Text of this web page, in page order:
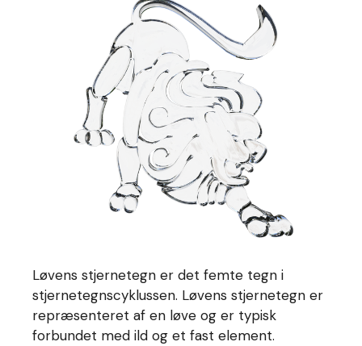
Løvens stjernetegn er det femte tegn i
stjernetegnscyklussen. Løvens stjernetegn er
repræsenteret af en løve og er typisk
forbundet med ild og et fast element.